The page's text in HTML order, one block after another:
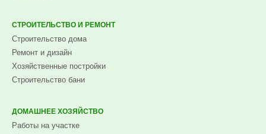
СТРОИТЕЛЬСТВО И РЕМОНТ
Строительство дома
Ремонт и дизайн
Хозяйственные постройки
Строительство бани
ДОМАШНЕЕ ХОЗЯЙСТВО
Работы на участке